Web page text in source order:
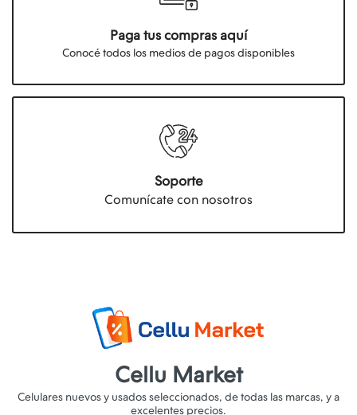
Paga tus compras aquí
Conocé todos los medios de pagos disponibles
Soporte
Comunícate con nosotros
Cellu Market
Celulares nuevos y usados seleccionados, de todas las marcas, y a
excelentes precios.